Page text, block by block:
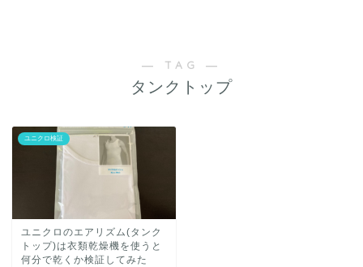
― TAG ―
タンクトップ
ユニクロ検証
ユニクロのエアリズム(タンク
トップ)は衣類乾燥機を使うと
何分で乾くか検証してみた